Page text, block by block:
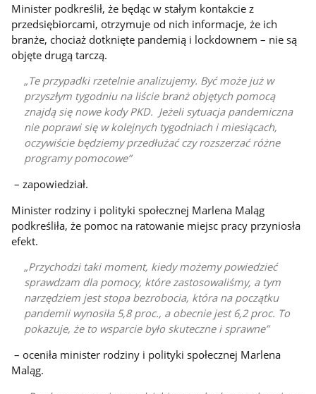
Minister podkreślił, że będąc w stałym kontakcie z
przedsiębiorcami, otrzymuje od nich informacje, że ich
branże, chociaż dotknięte pandemią i lockdownem – nie są
objęte drugą tarczą.
Te przypadki rzetelnie analizujemy. Być może już w
przyszłym tygodniu na liście branż objętych pomocą
znajdą się nowe kody PKD. Jeżeli sytuacja pandemiczna
nie poprawi się w kolejnych tygodniach i miesiącach,
oczywiście będziemy przedłużać czy rozszerzać różne
programy pomocowe
– zapowiedział.
Minister rodziny i polityki społecznej Marlena Maląg
podkreśliła, że pomoc na ratowanie miejsc pracy przyniosła
efekt.
Przychodzi taki moment, kiedy możemy powiedzieć
sprawdzam dla pomocy, które zastosowaliśmy, a tym
narzędziem jest stopa bezrobocia, która na początku
pandemii wynosiła 5,8 proc., a obecnie jest 6,2 proc. To
pokazuje, że to wsparcie było skuteczne i sprawne
– oceniła minister rodziny i polityki społecznej Marlena
Maląg.